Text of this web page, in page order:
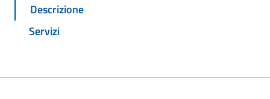
Descrizione
Servizi